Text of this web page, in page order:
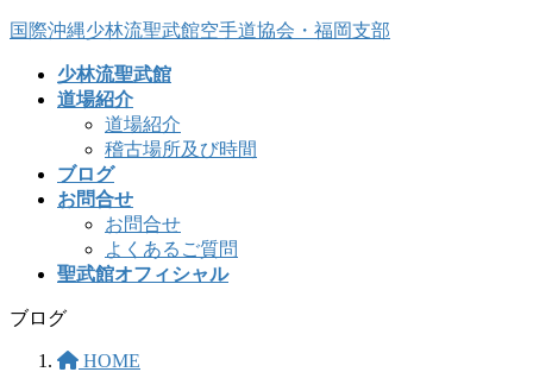
コ
ナ
国際沖縄少林流聖武館空手道協会・福岡支部
少林流聖武館
道場紹介
道場紹介
稽古場所及び時間
ブログ
お問合せ
お問合せ
よくあるご質問
聖武館オフィシャル
ブログ
HOME